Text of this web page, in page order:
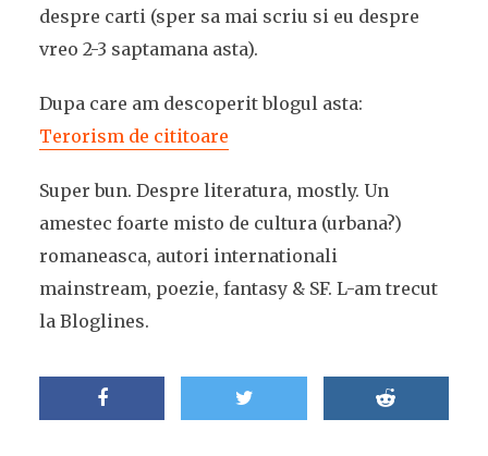
despre carti (sper sa mai scriu si eu despre
vreo 2-3 saptamana asta).
Dupa care am descoperit blogul asta:
Terorism de cititoare
Super bun. Despre literatura, mostly. Un
amestec foarte misto de cultura (urbana?)
romaneasca, autori internationali
mainstream, poezie, fantasy & SF. L-am trecut
la Bloglines.